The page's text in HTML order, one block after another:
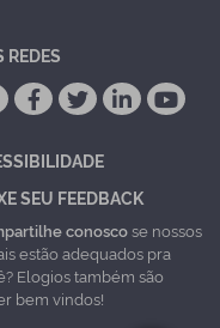
REDES
SEU FEEDBACK
conoscose nossos
estão adequados pra
Elogios também são
bem vindos!